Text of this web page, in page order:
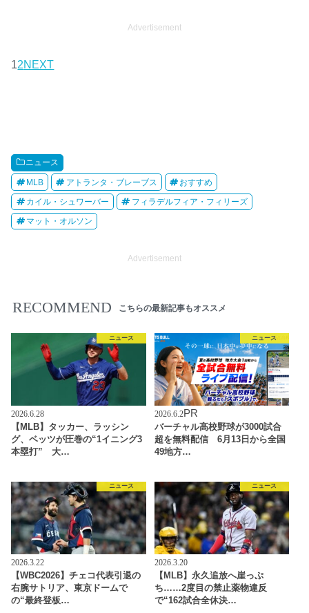
Advertisement
12NEXT
ニュース
MLB アトランタ・ブレーブス おすすめ
カイル・シュワーバー フィラデルフィア・フィリーズ
マット・オルソン
Advertisement
RECOMMEND こちらの最新記事もオススメ
ニュース
2026.6.28
【MLB】タッカー、ラッシン
グ、ベッツが圧巻の“1イニング3
本塁打” 大…
ニュース
2026.6.2PR
バーチャル高校野球が3000試合
超を無料配信 6月13日から全国
49地方…
ニュース
2026.3.22
【WBC2026】チェコ代表引退の
右腕サトリア、東京ドームで
の“最終登板…
ニュース
2026.3.20
【MLB】永久追放へ崖っぷ
ち……2度目の禁止薬物違反
で“162試合全休決…